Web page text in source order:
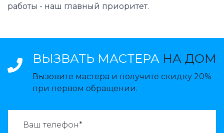
работы - наш главный приоритет.
ВЫЗВАТЬ МАСТЕРА НА ДОМ
Вызовите мастера и получите скидку 20%
при первом обращении.